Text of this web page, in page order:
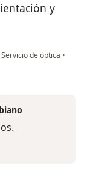
y
Servicio de óptica •